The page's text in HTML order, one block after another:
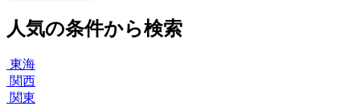
人気の条件から検索
東海
関西
関東